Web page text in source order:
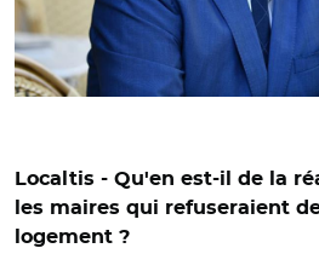
Localtis - Qu'en est-il de la
les maires qui refuseraient
logement ?